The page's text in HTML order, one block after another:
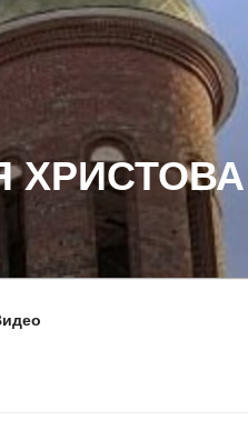
ХРИСТОВА